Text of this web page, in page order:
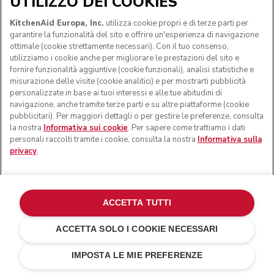
SEGUICI
Uniti e altrove.
Gestisci cookies
Informativa sulla privacy
Informativa sui cookie
In altri paesi
KitchenAid Europa, Inc. utilizza cookie propri e di terze parti per
garantire la funzionalità del sito e offrire un'esperienza di navigazione
ottimale (cookie strettamente necessari). Con il tuo consenso,
utilizziamo i cookie anche per migliorare le prestazioni del sito e
fornire funzionalità aggiuntive (cookie funzionali), analisi statistiche e
misurazione delle visite (cookie analitici) e per mostrarti pubblicità
personalizzate in base ai tuoi interessi e alle tue abitudini di
navigazione, anche tramite terze parti e su altre piattaforme (cookie
pubblicitari). Per maggiori dettagli o per gestire le preferenze, consulta
la nostra Informativa sui cookie. Per sapere come trattiamo i dati
personali raccolti tramite i cookie, consulta la nostra Informativa sulla
privacy.
IMPOSTA LE MIE PREFERENZE
ACCETTA SOLO I COOKIE NECESSARI
ACCETTA TUTTI